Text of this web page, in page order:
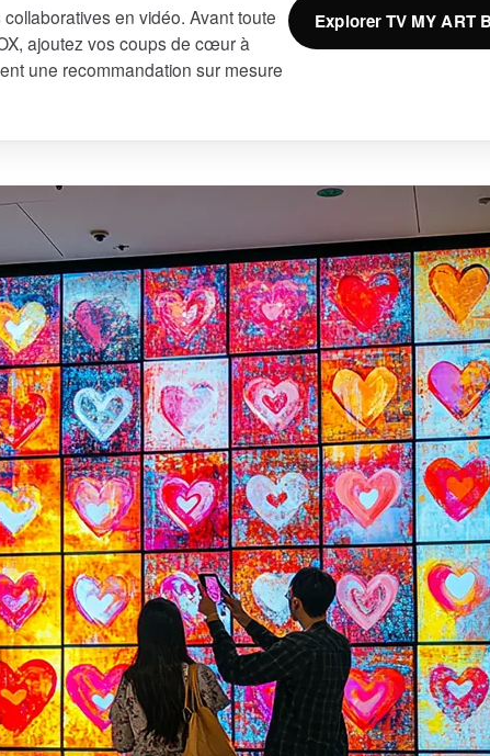
en vidéo. Avant toute
ajoutez vos coups de cœur à
une recommandation sur mesure
Explorer TV MY ART